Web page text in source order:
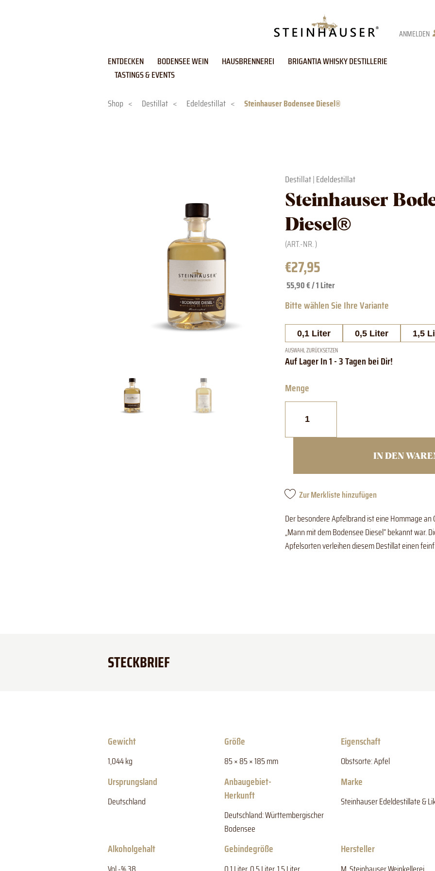
ANMELDEN
ENTDECKEN BODENSEE WEIN HAUSBRENNEREI
BRIGANTIA WHISKY DESTILLERIE
TASTINGS & EVENTS
Shop < Destillat < Edeldestillat < Steinhauser Bodensee Diesel®
Destillat|Edeldestillat
Steinhauser
Diesel®
(ART.-NR.)
€27,95
55,90 € / 1 Liter
0,1 Liter 0,5 Liter 1,5
AUSWAHL ZURÜCKSETZEN
Bodensee
Diesel®
IN DEN
Zur Merkliste hinzufügen
Der besondere Apfelbrand ist eine Hommage an
„Mann mit dem Bodensee Diesel“ bekannt war.
Apfelsorten verleihen diesem Destillat einen
STECKBRIEF
Gewicht
1,044 kg
Größe
85 × 85 × 185 mm
Eigenschaft
Obstsorte: Apfel
Ursprungsland
Deutschland
Anbaugebiet-
Herkunft
Deutschland: Württembergischer
Bodensee
Marke
Steinhauser Edeldestillate &
Alkoholgehalt Gebindegröße Hersteller